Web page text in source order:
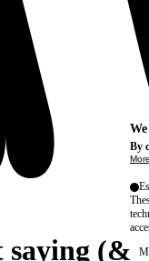
saying (&
By